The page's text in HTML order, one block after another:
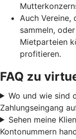
Auch Vereine,
sammeln,
Mietparteien
profitieren.
FAQ zu
Wo und wie sind
Zahlungseingang
Sehen meine
Kontonummern